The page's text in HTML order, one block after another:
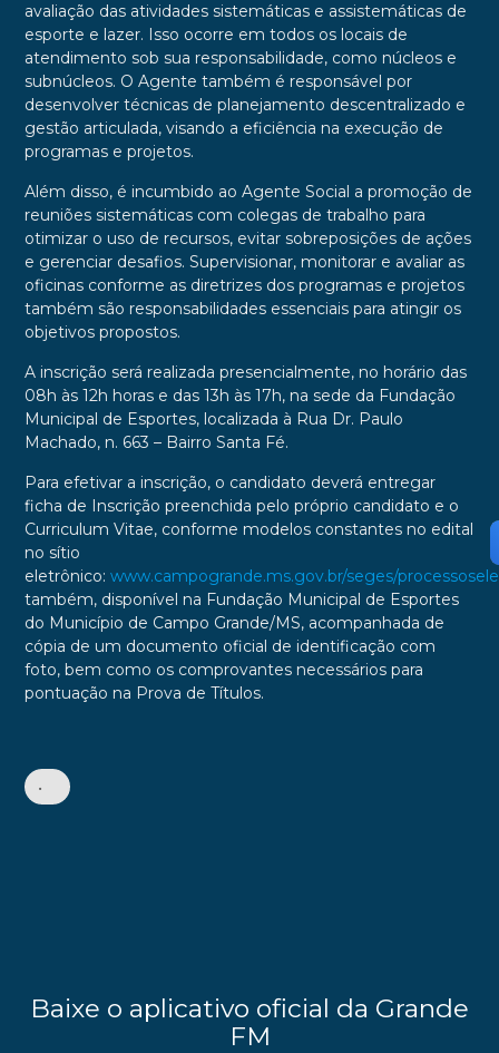
avaliação das atividades sistemáticas e assistemáticas de
esporte e lazer. Isso ocorre em todos os locais de
atendimento sob sua responsabilidade, como núcleos e
subnúcleos. O Agente também é responsável por
desenvolver técnicas de planejamento descentralizado e
gestão articulada, visando a eficiência na execução de
programas e projetos.
Além disso, é incumbido ao Agente Social a promoção de
reuniões sistemáticas com colegas de trabalho para
otimizar o uso de recursos, evitar sobreposições de ações
e gerenciar desafios. Supervisionar, monitorar e avaliar as
oficinas conforme as diretrizes dos programas e projetos
também são responsabilidades essenciais para atingir os
objetivos propostos.
A inscrição será realizada presencialmente, no horário das
08h às 12h horas e das 13h às 17h, na sede da Fundação
Municipal de Esportes, localizada à Rua Dr. Paulo
Machado, n. 663 – Bairro Santa Fé.
Para efetivar a inscrição, o candidato deverá entregar
ficha de Inscrição preenchida pelo próprio candidato e o
Curriculum Vitae, conforme modelos constantes no edital
no sítio
eletrônico: www.campogrande.ms.gov.br/seges/
também, disponível na Fundação Municipal de Esportes
do Município de Campo Grande/MS, acompanhada de
cópia de um documento oficial de identificação com
foto, bem como os comprovantes necessários para
pontuação na Prova de Títulos.
•
Baixe o aplicativo oficial da Grande
FM